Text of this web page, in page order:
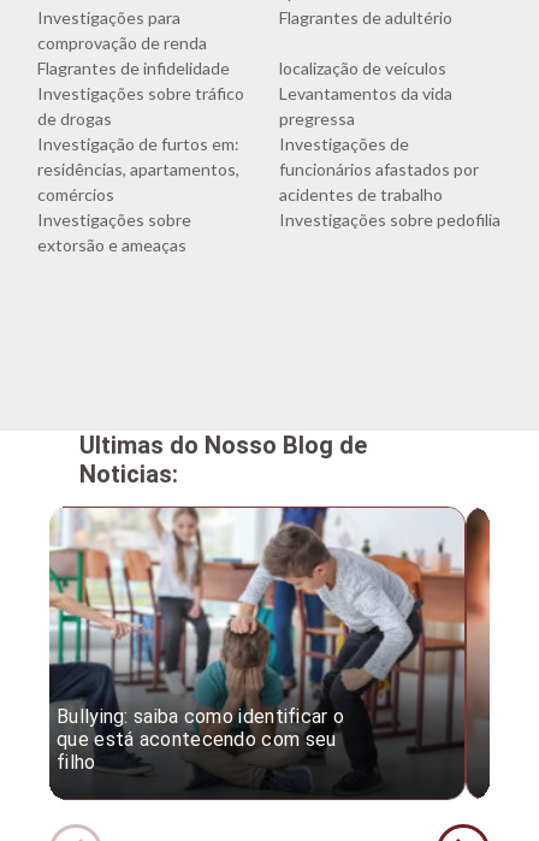
Investigações para
comprovação de renda
Flagrantes de adultério
Flagrantes de infidelidade
localização de veículos
Investigações sobre tráfico
de drogas
Levantamentos da vida
pregressa
Investigação de furtos em:
residências, apartamentos,
comércios
Investigações de
funcionários afastados por
acidentes de trabalho
Investigações sobre
extorsão e ameaças
Investigações sobre pedofilia
Ultimas do Nosso Blog de
Noticias:
Bullying: saiba como identificar o
que está acontecendo com seu
filho